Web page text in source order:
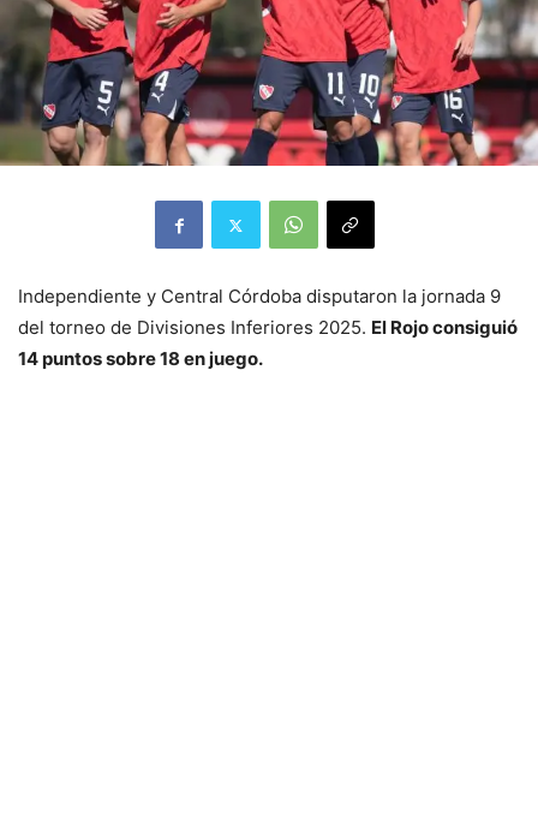
Independiente y Central Córdoba disputaron la jornada 9
del torneo de Divisiones Inferiores 2025. El Rojo consiguió
14 puntos sobre 18 en juego.